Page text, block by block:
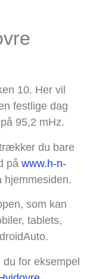
10. Her vil
festlige dag
95,2 mHz.
du bare
på www.h-n-
hjemmesiden.
som kan
tablets,
for eksempel